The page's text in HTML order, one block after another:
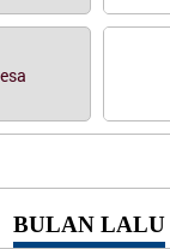
BULAN LALU